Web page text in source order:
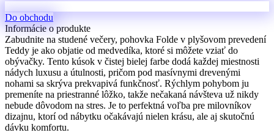
Do obchodu
Informácie o produkte
Zabudnite na studené večery, pohovka Folde v plyšovom prevedení
Teddy je ako objatie od medvedíka, ktoré si môžete vziať do
obývačky. Tento kúsok v čistej bielej farbe dodá každej miestnosti
nádych luxusu a útulnosti, pričom pod masívnymi drevenými
nohami sa skrýva prekvapivá funkčnosť. Rýchlym pohybom ju
premeníte na priestranné lôžko, takže nečakaná návšteva už nikdy
nebude dôvodom na stres. Je to perfektná voľba pre milovníkov
dizajnu, ktorí od nábytku očakávajú nielen krásu, ale aj skutočnú
dávku komfortu.